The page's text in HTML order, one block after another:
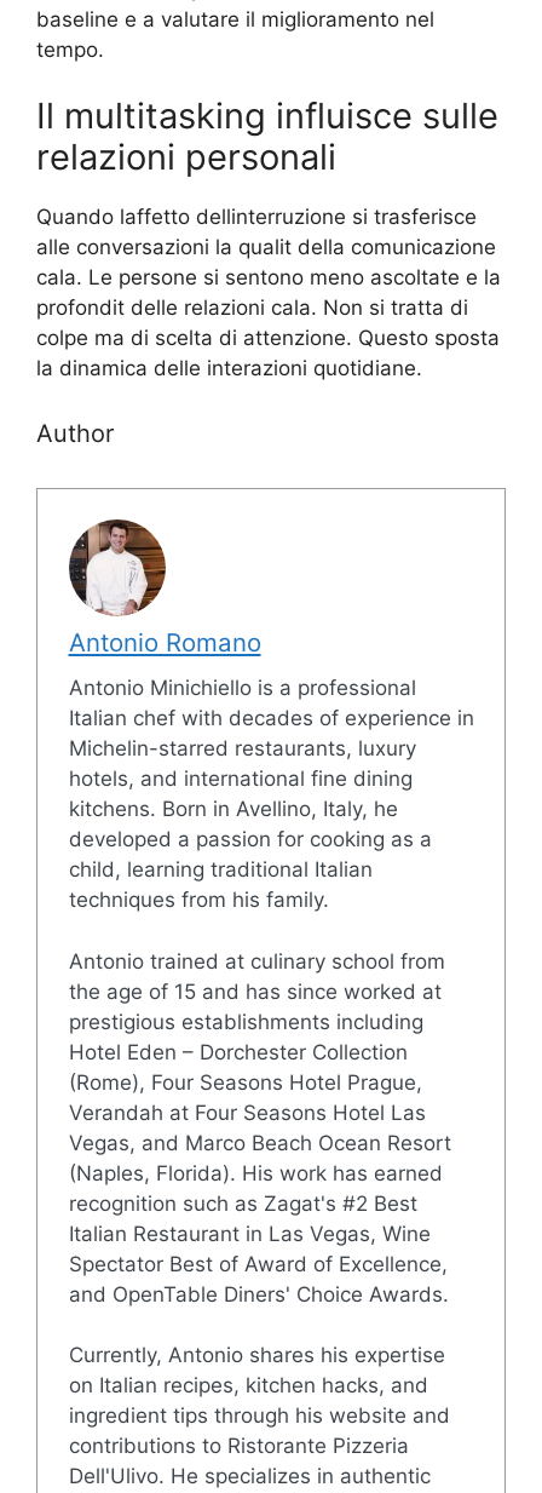
baseline e a valutare il miglioramento nel
tempo.
Il multitasking influisce sulle
relazioni personali
Quando laffetto dellinterruzione si trasferisce
alle conversazioni la qualit della comunicazione
cala. Le persone si sentono meno ascoltate e la
profondit delle relazioni cala. Non si tratta di
colpe ma di scelta di attenzione. Questo sposta
la dinamica delle interazioni quotidiane.
Author
Antonio Romano
Antonio Minichiello is a professional
Italian chef with decades of experience in
Michelin-starred restaurants, luxury
hotels, and international fine dining
kitchens. Born in Avellino, Italy, he
developed a passion for cooking as a
child, learning traditional Italian
techniques from his family.
Antonio trained at culinary school from
the age of 15 and has since worked at
prestigious establishments including
Hotel Eden – Dorchester Collection
(Rome), Four Seasons Hotel Prague,
Verandah at Four Seasons Hotel Las
Vegas, and Marco Beach Ocean Resort
(Naples, Florida). His work has earned
recognition such as Zagat's #2 Best
Italian Restaurant in Las Vegas, Wine
Spectator Best of Award of Excellence,
and OpenTable Diners' Choice Awards.
Currently, Antonio shares his expertise
on Italian recipes, kitchen hacks, and
ingredient tips through his website and
contributions to Ristorante Pizzeria
Dell'Ulivo. He specializes in authentic